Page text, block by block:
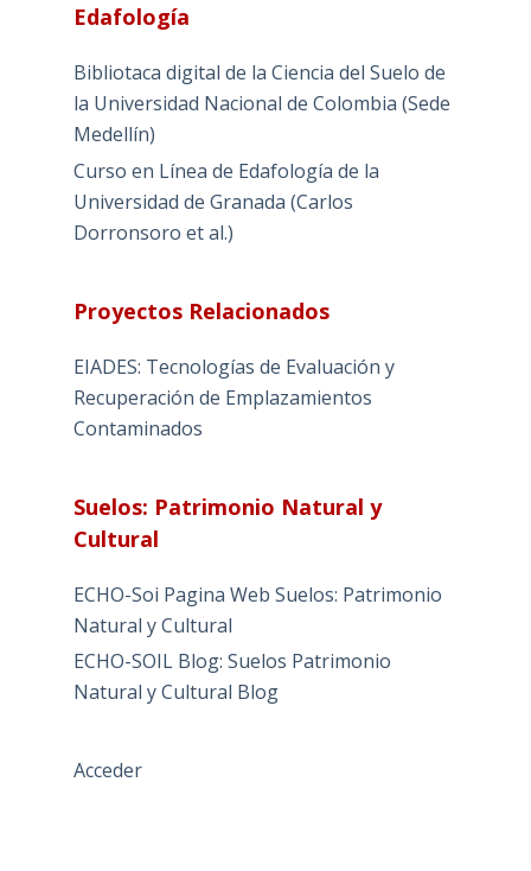
Edafología
Bibliotaca digital de la Ciencia del Suelo de
la Universidad Nacional de Colombia (Sede
Medellín)
Curso en Línea de Edafología de la
Universidad de Granada (Carlos
Dorronsoro et al.)
Proyectos Relacionados
EIADES: Tecnologías de Evaluación y
Recuperación de Emplazamientos
Contaminados
Suelos: Patrimonio Natural y
Cultural
ECHO-Soi Pagina Web Suelos: Patrimonio
Natural y Cultural
ECHO-SOIL Blog: Suelos Patrimonio
Natural y Cultural Blog
Acceder